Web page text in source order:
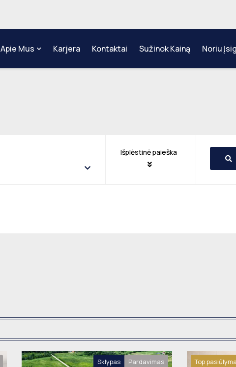
Apie Mus Karjera Kontaktai Sužinok Kainą Noriu
Išplėstinė paieška
Sklypas Pardavimas Top